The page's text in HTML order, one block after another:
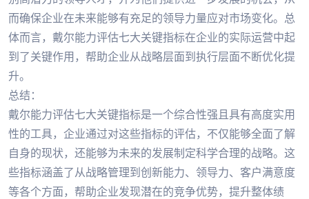
而确保企业在未来能够有充足的领导力量应对市场变化。总
体而言，戴尔能力评估七大关键指标在企业的实际运营中起
到了关键作用，帮助企业从战略层面到执行层面不断优化提
升。
总结：
戴尔能力评估七大关键指标是一个综合性强且具有高度实用
性的工具，企业通过对这些指标的评估，不仅能够全面了解
自身的现状，还能够为未来的发展制定科学合理的战略。这
些指标涵盖了从战略管理到创新能力、领导力、客户满意度
等各个方面，帮助企业发现潜在的竞争优势，提升整体绩